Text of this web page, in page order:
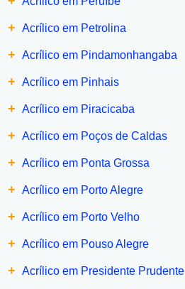
+ Acrílico em Petrolina
+ Acrílico em Pindamonhangaba
+ Acrílico em Pinhais
+ Acrílico em Piracicaba
+ Acrílico em Poços de Caldas
+ Acrílico em Ponta Grossa
+ Acrílico em Porto Alegre
+ Acrílico em Porto Velho
+ Acrílico em Pouso Alegre
+ Acrílico em Presidente Prudente